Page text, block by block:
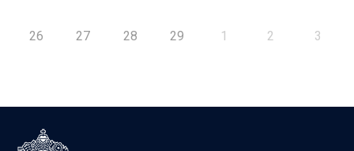
26 27 28 29 1 2 3